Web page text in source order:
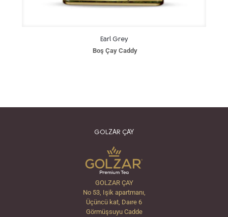
Earl Grey
Boş Çay Caddy
GOLZAR ÇAY
GOLZAR ÇAY
No 53, Işik apartmanı,
Üçüncü kat, Daıre 6
Görmüşsuyu Cadde